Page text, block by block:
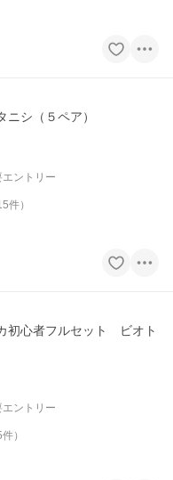
ニシ（５ペア）
エントリー
件）
初心者フルセット ビオト
エントリー
件）